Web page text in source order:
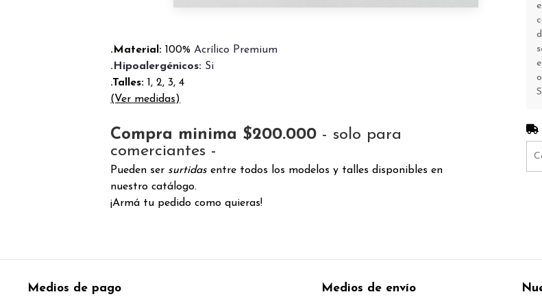
.Material:100%Acrílico Premium
.Hipoalergénicos: Si
.Talles: 1, 2, 3, 4
(Ver medidas)
Compra minima $200.000 - solo para
comerciantes -
Pueden ser surtidasentre todos los modelos y talles disponibles en
nuestro catálogo.
¡Armá tu pedido como quieras!
Medios de pago Medios de envío